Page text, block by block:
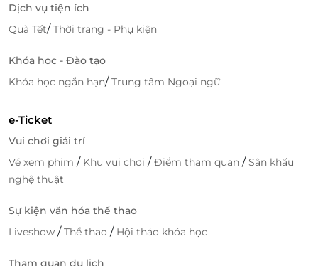
Dịch vụ tiện ích
Quà Tết/Thời trang - Phụ kiện
Khóa học - Đào tạo
Khóa học ngắn hạn/Trung tâm Ngoại ngữ
e-Ticket
Vui chơi giải trí
Vé xem phim / Khu vui chơi /Điểm tham quan /Sân khấu
nghệ thuật
Sự kiện văn hóa thể thao
Liveshow /Thể thao / Hội thảo khóa học
Tham quan du lịch